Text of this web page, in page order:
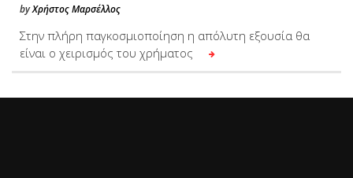
byΧρήστος Μαρσέλλος
Στην πλήρη παγκοσμιοποίηση η απόλυτη εξουσία θα
είναι ο χειρισμός του χρήματος